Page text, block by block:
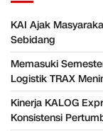
KAI Ajak
Sebidang
Memasuki
Logistik TRAX
Kinerja KALOG
Konsistensi